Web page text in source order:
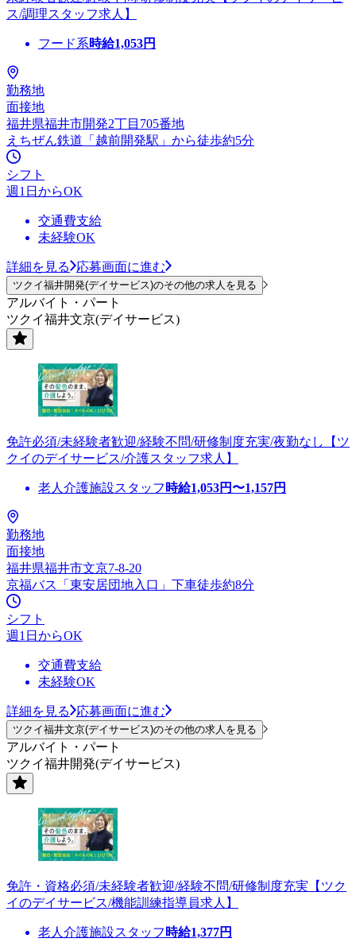
ス/調理スタッフ求人】
フード系時給1,053円
勤務地
面接地
福井県福井市開発2丁目705番地
えちぜん鉄道「越前開発駅」から徒歩約5分
シフト
週1日からOK
交通費支給
未経験OK
詳細を見る 応募画面に進む
ツクイ福井開発(デイサービス)のその他の求人を見る
アルバイト・パート
ツクイ福井文京(デイサービス)
免許必須/未経験者歓迎/経験不問/研修制度充実/夜勤なし【ツ
クイのデイサービス/介護スタッフ求人】
老人介護施設スタッフ 時給1,053円〜1,157円
勤務地
面接地
福井県福井市文京7-8-20
京福バス「東安居団地入口」下車徒歩約8分
シフト
週1日からOK
交通費支給
未経験OK
詳細を見る 応募画面に進む
ツクイ福井文京(デイサービス)のその他の求人を見る
アルバイト・パート
ツクイ福井開発(デイサービス)
免許・資格必須/未経験者歓迎/経験不問/研修制度充実【ツク
イのデイサービス/機能訓練指導員求人】
老人介護施設スタッフ 時給1,377円